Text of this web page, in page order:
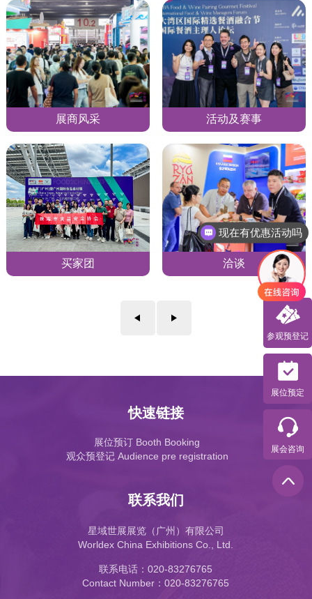
展商风采 活动及赛事
买家团 洽谈
快速链接
展位预订 Booth Booking
观众预登记 Audience pre registration
联系我们
星域世展展览（广州）有限公司
Worldex China Exhibitions Co., Ltd.
联系电话：020-83276765
Contact Number：020-83276765
参观预登记
展位预定
展会咨询
现在有优惠活动吗